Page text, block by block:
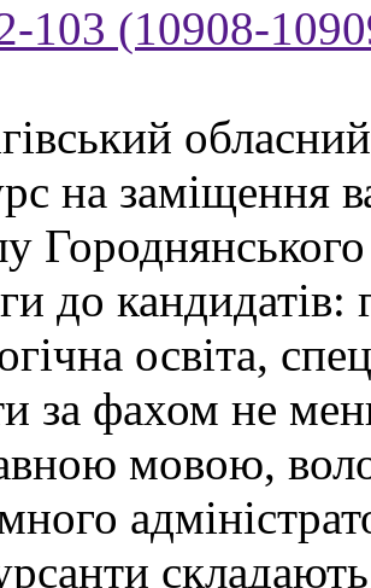
(10908-
на заміщення
до кандидатів:
освіта,
за фахом не
мовою,